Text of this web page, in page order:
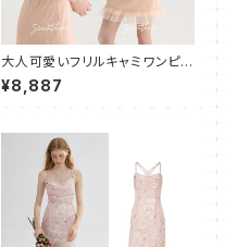
大人可愛いフリルキャミワンピー
ス ショート
¥8,887